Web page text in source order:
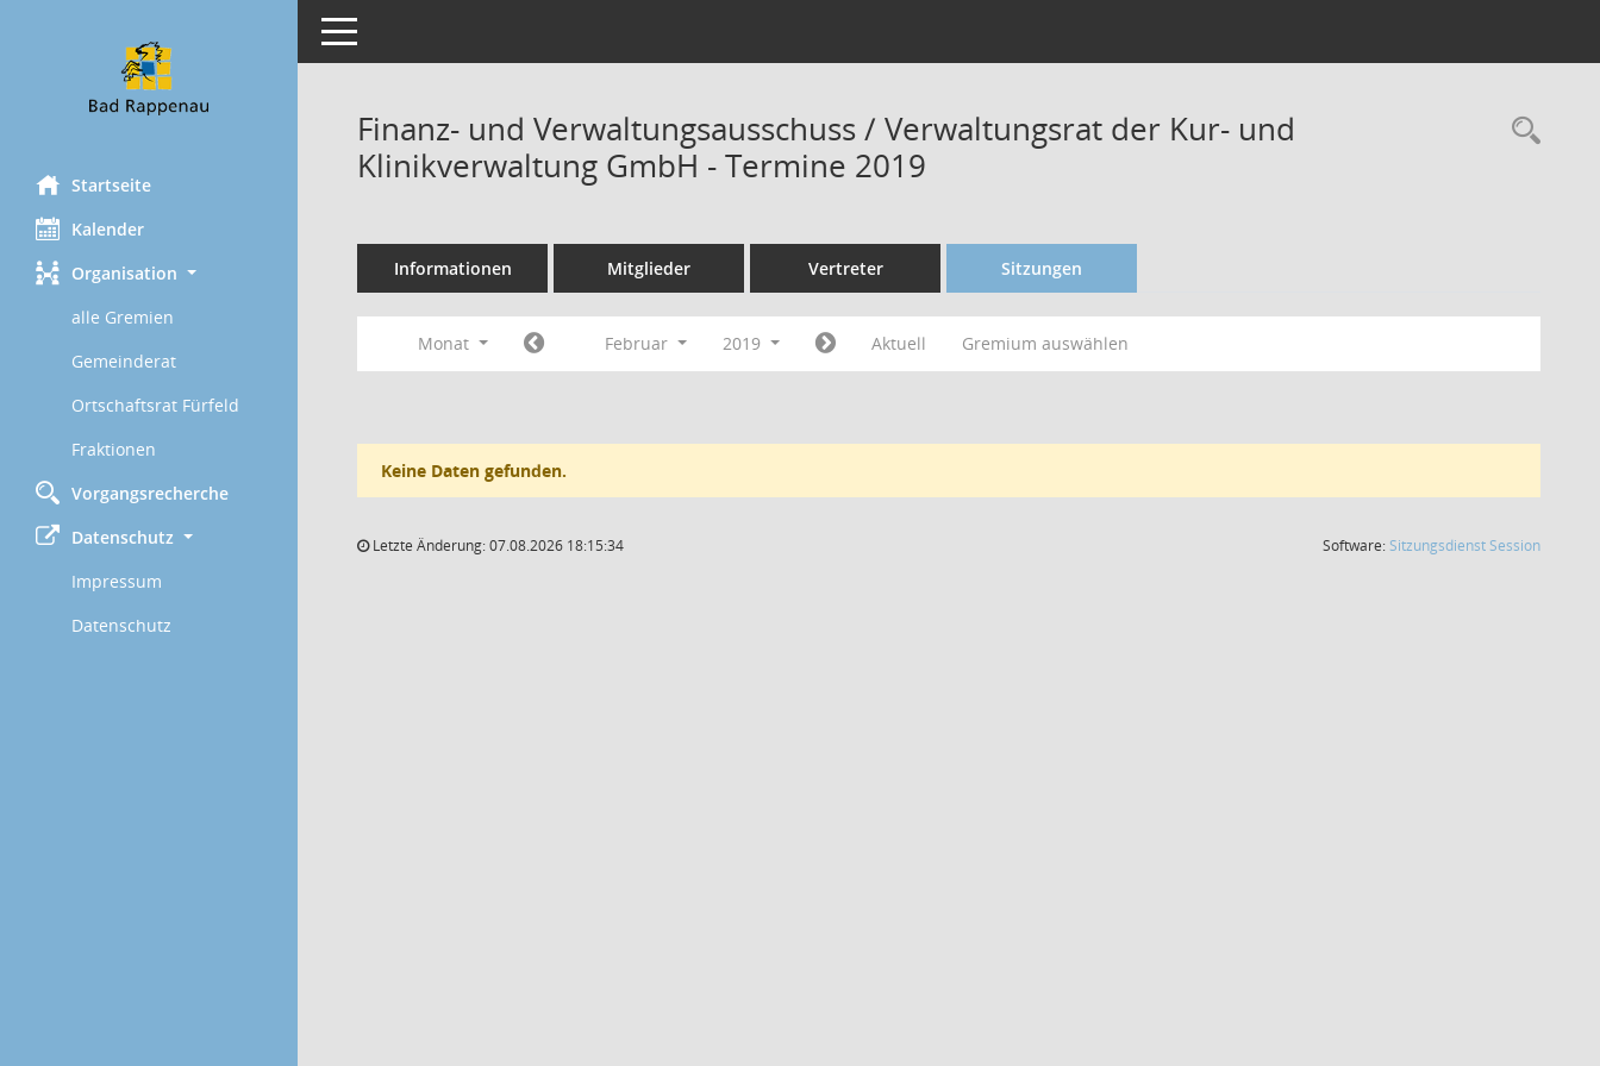
Startseite
Kalender
Organisation
alle Gremien
Gemeinderat
Ortschaftsrat Fürfeld
Fraktionen
Vorgangsrecherche
Datenschutz
Impressum
Datenschutz
Toggle navigation
Finanz- und Verwaltungsausschuss / Verwaltungsrat der Kur- und
Klinikverwaltung GmbH - Termine 2019
Informationen Mitglieder Vertreter Sitzungen
Monat Februar 2019 Aktuell Gremium auswählen
Keine Daten gefunden.
Letzte Änderung: 07.08.2026 18:15:34 Software: Sitzungsdienst Session(Wird in